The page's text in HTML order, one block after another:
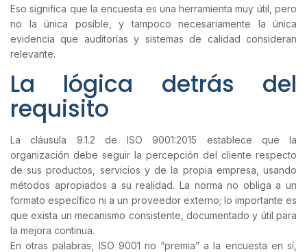
Eso significa que la encuesta es una herramienta muy útil, pero
no la única posible, y tampoco necesariamente la única
evidencia que auditorías y sistemas de calidad consideran
relevante.
La lógica detrás del
requisito
La cláusula 9.1.2 de ISO 9001:2015 establece que la
organización debe seguir la percepción del cliente respecto
de sus productos, servicios y de la propia empresa, usando
métodos apropiados a su realidad. La norma no obliga a un
formato específico ni a un proveedor externo; lo importante es
que exista un mecanismo consistente, documentado y útil para
la mejora continua.
En otras palabras, ISO 9001 no “premia” a la encuesta en sí,